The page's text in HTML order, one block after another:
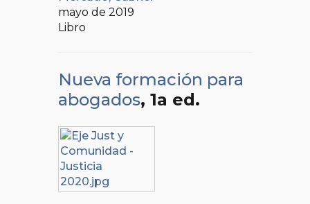
mayo de 2019
Libro
Nueva formación para
abogados, 1a ed.